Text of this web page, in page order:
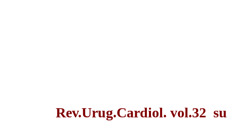
Rev.Urug.Cardiol. vol.32